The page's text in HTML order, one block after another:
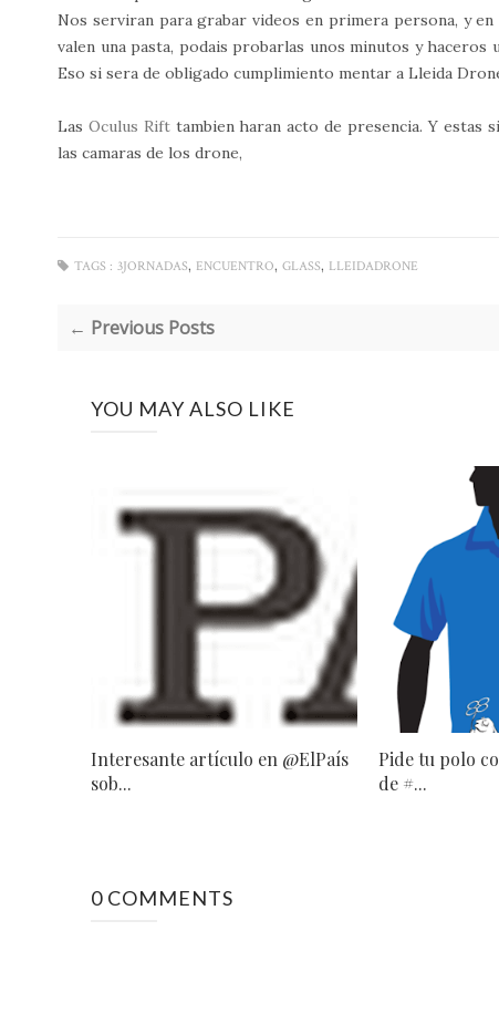
Nos serviran para grabar videos en primera persona, y
valen una pasta, podais probarlas unos minutos y
Eso si sera de obligado cumplimiento mentar a Lleida
Las Oculus Rifttambien haran acto de presencia. Y estas
las camaras de los drone,
TAGS : 3JORNADAS, ENCUENTRO, GLASS, LLEIDADRONE
← Previous Posts
YOU MAY ALSO LIKE
Interesante artículo en @ElPaís
sob...
Pide tu polo
de #...
0 COMMENTS